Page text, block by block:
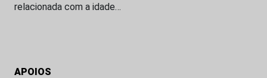
relacionada com a idade…
APOIOS